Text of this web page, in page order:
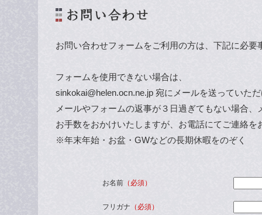
お問い合わせフォームをご利用の方は、下記に必
フォームを使用できない場合は、
sinkokai@helen.ocn.ne.jp 宛にメールを送っていた
メールやフォームの返事が３日過ぎてもない場合
お手数をおかけいたしますが、お電話にてご連絡を
※年末年始・お盆・GWなどの長期休暇をのぞく
お名前 （必須）
フリガナ （必須）